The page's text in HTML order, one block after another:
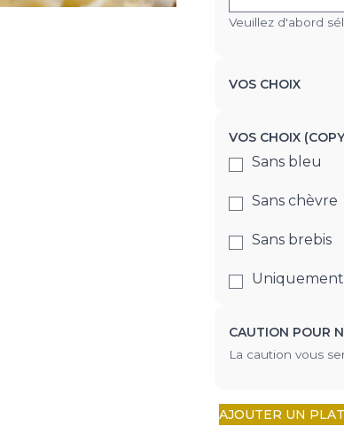
Veuillez d'abord
VOS CHOIX
VOS CHOIX
Sans bleu
Sans chèvre
Sans brebis
CAUTION POUR
La caution vous
AJOUTER UN